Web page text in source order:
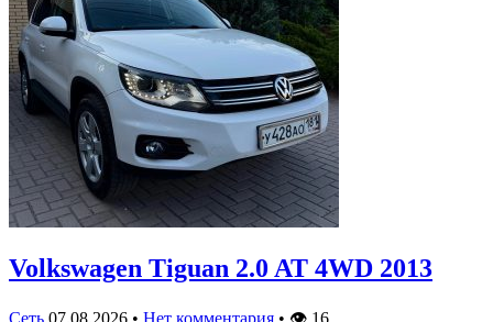
Volkswagen Tiguan 2.0 AT 4WD 2013
Сеть 07.08.2026 • Нет комментария • 👁 16